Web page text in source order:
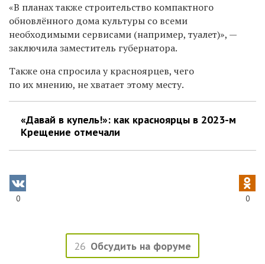
«В планах также строительство компактного
обновлённого дома культуры со всеми
необходимыми сервисами (например, туалет)», —
заключила заместитель губернатора.
Также она спросила у красноярцев, чего
по их мнению, не хватает этому месту.
«Давай в купель!»: как красноярцы в 2023-м
Крещение отмечали
0 0
26 Обсудить на форуме